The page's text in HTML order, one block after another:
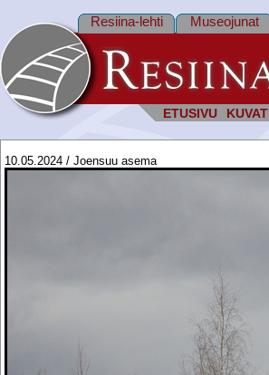
ETUSIVU KUVAT
Resiina-lehti Museojunat
10.05.2024 / Joensuu asema